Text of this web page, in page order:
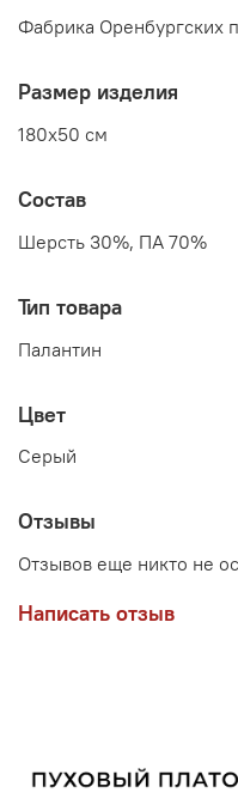
Фабрика Оренбургских
Размер изделия
180x50 см
Состав
Шерсть 30%, ПА 70%
Тип товара
Палантин
Цвет
Серый
Отзывы
Отзывов еще никто не
Написать отзыв